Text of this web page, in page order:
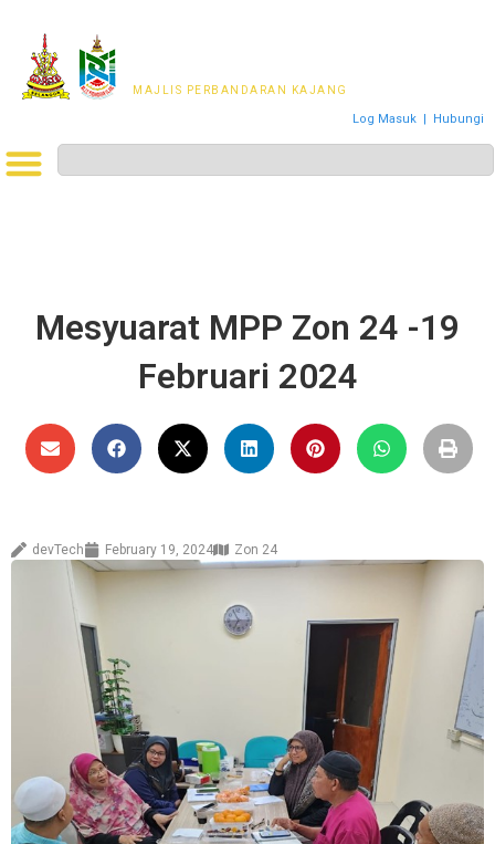
MAJLIS PERBANDARAN KAJANG
Log Masuk | Hubungi
Mesyuarat MPP Zon 24 -19
Februari 2024
devTech February 19, 2024 Zon 24